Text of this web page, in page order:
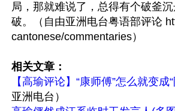
局，那就难说了，总得有个破釜
破。（自由亚洲电台粤语部评论
cantonese/commentaries）
相关文章：
【高瑜评论】“康师傅”怎么就变成“